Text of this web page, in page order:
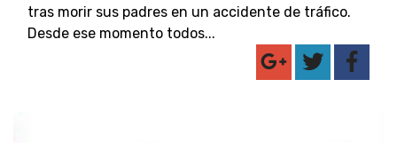
tras morir sus padres en un accidente de tráfico.
Desde ese momento todos...